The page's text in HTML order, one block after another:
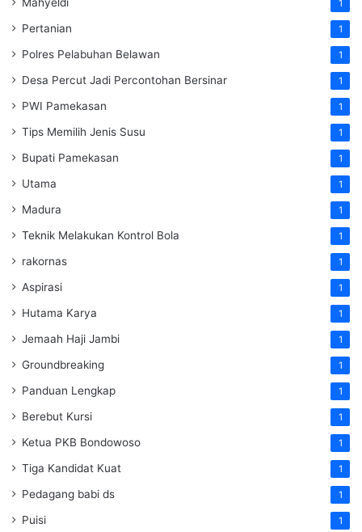
1
Pertanian 1
Polres Pelabuhan Belawan 1
Desa Percut Jadi Percontohan Bersinar 1
PWI Pamekasan 1
Tips Memilih Jenis Susu 1
Bupati Pamekasan 1
Utama 1
Madura 1
Teknik Melakukan Kontrol Bola 1
rakornas 1
Aspirasi 1
Hutama Karya 1
Jemaah Haji Jambi 1
Groundbreaking 1
Panduan Lengkap 1
Berebut Kursi 1
Ketua PKB Bondowoso 1
Tiga Kandidat Kuat 1
Pedagang babi ds 1
Puisi 1